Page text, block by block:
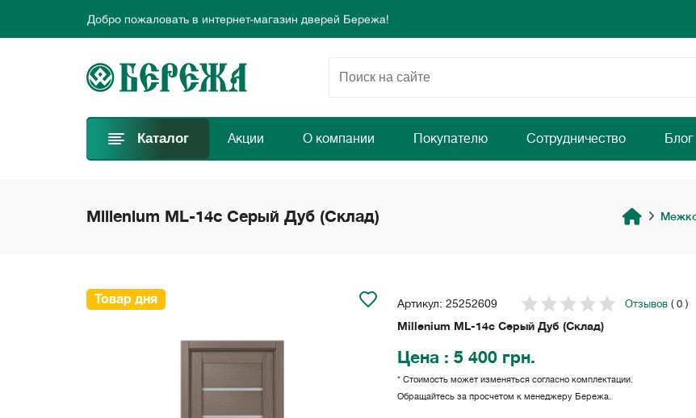
Добро пожаловать в интернет-магазин дверей Бережа!
Предлагаем новые выгодные предложения каждый день для комфорта и уюта вашего дома
Добро пожаловать в интернет-магазин дверей Бережа!
Предлагаем новые выгодные предложения каждый день для комфорта и уюта вашего дома
Каталог Акции О компании Покупателю Сотрудничество Блог
Millenium ML-14с Серый Дуб (Склад)
Товар дня Артикул: 25252609 Отзывов ( 0 )
Millenium ML-14с Серый Дуб (Склад)
Цена : 5 400 грн.
* Стоимость может изменяться согласно комплектации.
Обращайтесь за просчетом к менеджеру Бережа.